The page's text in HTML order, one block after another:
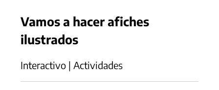
Vamos a hacer afiches
ilustrados
Interactivo | Actividades